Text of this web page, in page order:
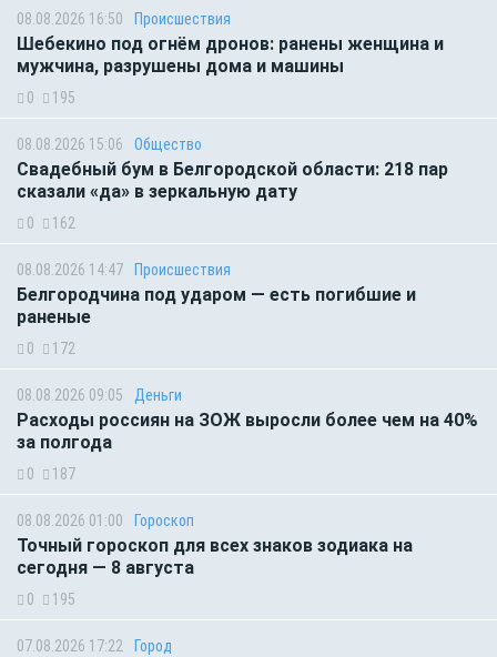
08.08.2026 16:50 Происшествия
Шебекино под огнём дронов: ранены женщина и
мужчина, разрушены дома и машины
0 195
08.08.2026 15:06 Общество
Свадебный бум в Белгородской области: 218 пар
сказали «да» в зеркальную дату
0 162
08.08.2026 14:47 Происшествия
Белгородчина под ударом — есть погибшие и
раненые
0 172
08.08.2026 09:05 Деньги
Расходы россиян на ЗОЖ выросли более чем на 40%
за полгода
0 187
08.08.2026 01:00 Гороскоп
Точный гороскоп для всех знаков зодиака на
сегодня — 8 августа
0 195
07.08.2026 17:22 Город